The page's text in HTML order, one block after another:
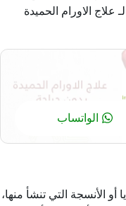
علاج الاورام الحميدة
الواتساب
أو الأنسجة التي تنشأ منها،